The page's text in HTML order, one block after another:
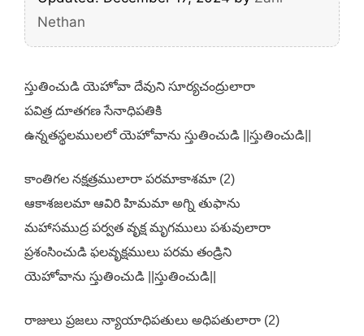
Nethan
స్తుతించుడి యెహోవా దేవుని సూర్యచంద్రులారా
పవిత్ర దూతగణ సేనాధిపతికి
ఉన్నతస్థలములలో యెహోవాను స్తుతించుడి ||స్తుతించుడి||
కాంతిగల నక్షత్రములారా పరమాకాశమా (2)
ఆకాశజలమా ఆవిరి హిమమా అగ్ని తుఫాను
మహాసముద్ర పర్వత వృక్ష మృగములు పశువులారా
ప్రశంసించుడి ఫలవృక్షములు పరమ తండ్రిని
యెహోవాను స్తుతించుడి ||స్తుతించుడి||
రాజులు ప్రజలు న్యాయాధిపతులు అధిపతులారా (2)